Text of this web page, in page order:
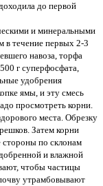
до первой
и минеральными
в течение первых 2-3
навоза, торфа
г суперфосфата,
удобрения
ямы, и эту смесь
просмотреть корни.
места. Обрезку
Затем корни
стороны по склонам
и влажной
чтобы частицы
утрамбовывают